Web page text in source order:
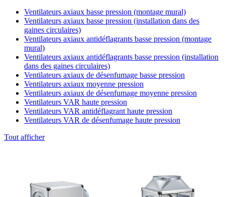
Ventilateurs axiaux basse pression (montage mural)
Ventilateurs axiaux basse pression (installation dans des
gaines circulaires)
Ventilateurs axiaux antidéflagrants basse pression (montage
mural)
Ventilateurs axiaux antidéflagrants basse pression (installation
dans des gaines circulaires)
Ventilateurs axiaux de désenfumage basse pression
Ventilateurs axiaux moyenne pression
Ventilateurs axiaux de désenfumage moyenne pression
Ventilateurs VAR haute pression
Ventilateurs VAR antidéflagrant haute pression
Ventilateurs VAR de désenfumage haute pression
Tout afficher